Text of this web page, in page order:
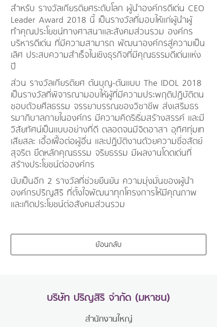
สำหรับ รางวัลเกียรติยศระดับโลก ผู้นำองค์กรดีเด่น CEO
Leader Award 2018 นี้ เป็นรางวัลที่มอบให้แก่ผู้นำผู้
ทำคุณประโยชน์ทางศาสนาและสังคมส่วนรวม องค์กร
บริหารดีเด่น ที่มีความสามารถ พัฒนาองค์กรสู่ความเป็น
เลิศ ประสบความสำเร็จในเชิงธุรกิจที่มีคุณธรรมดีเด่นแห่ง
ปี
ส่วน รางวัลเกียรติยศ ต้นบุญ-ต้นแบบ The IDOL 2018
เป็นรางวัลที่พิจารณามอบให้ผู้ที่มีความประพฤติปฏิบัติตน
ชอบด้วยศีลธรรม จรรยาบรรณของวิชาชีพ ส่งเสริมธร
รมาภิบาลภายในองค์กร มีความคิดริเริ่มสร้างสรรค์ และมี
วิสัยทัศน์เป็นแบบอย่างที่ดี ตลอดจนมีจิตอาสา อุทิศทุ่มเท
เสียสละ เอื้อเฟื้อต่อผู้อื่น และปฏิบัติงานด้วยความซื่อสัตย์
สุจริต ยึดหลักคุณธรรม จริยธรรม มีผลงานโดดเด่นที่
สร้างประโยชน์ต่อองค์กร
นับเป็นอีก 2 รางวัลที่ช่วยยืนยัน ความมุ่งมั่นของผู้นำ
องค์กรปริญสิริ ที่ตั้งใจพัฒนาทุกโครงการให้มีคุณภาพ
และเกิดประโยชน์ต่อสังคมส่วนรวม
ย้อนกลับ
บริษัท ปริญสิริ จำกัด (มหาชน)
สำนักงานใหญ่